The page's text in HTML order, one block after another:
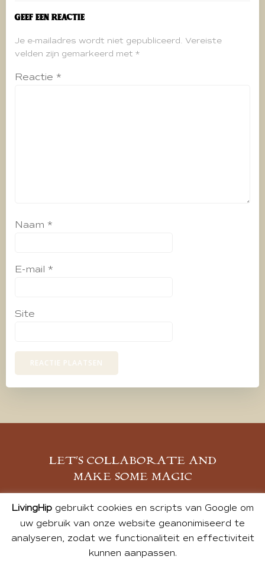
Geef een reactie
Je e-mailadres wordt niet gepubliceerd. Vereiste
velden zijn gemarkeerd met *
Reactie *
Naam *
E-mail *
Site
LET’S COLLABORATE AND
MAKE SOME MAGIC
MELD JE AAN
LivingHipgebruikt cookies en scripts van Google om
uw gebruik van onze website geanonimiseerd te
analyseren, zodat we functionaliteit en effectiviteit
kunnen aanpassen.